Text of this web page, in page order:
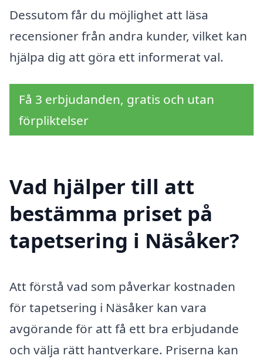
Dessutom får du möjlighet att läsa
recensioner från andra kunder, vilket kan
hjälpa dig att göra ett informerat val.
Få 3 erbjudanden, gratis och utan
förpliktelser
Vad hjälper till att
bestämma priset på
tapetsering i Näsåker?
Att förstå vad som påverkar kostnaden
för tapetsering i Näsåker kan vara
avgörande för att få ett bra erbjudande
och välja rätt hantverkare. Priserna kan